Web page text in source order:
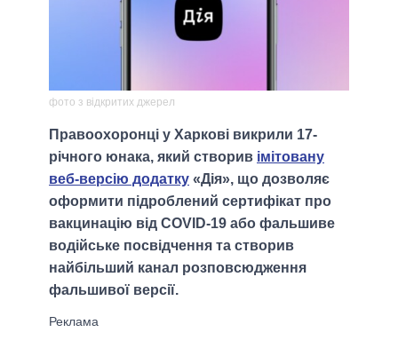
фото з відкритих джерел
Правоохоронці у Харкові викрили 17-
річного юнака, який створив імітовану
веб-версію додатку «Дія», що дозволяє
оформити підроблений сертифікат про
вакцинацію від COVID-19 або фальшиве
водійське посвідчення та створив
найбільший канал розповсюдження
фальшивої версії.